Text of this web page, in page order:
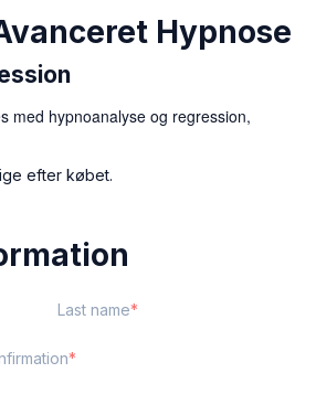
Hypnose
med hypnoanalyse og regression,
efter købet.
Last name